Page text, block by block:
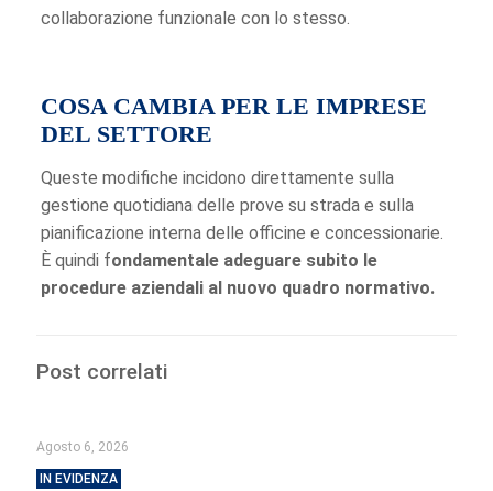
collaborazione funzionale con lo stesso.
COSA CAMBIA PER LE IMPRESE
DEL SETTORE
Queste modifiche incidono direttamente sulla
gestione quotidiana delle prove su strada e sulla
pianificazione interna delle officine e concessionarie.
È quindi fondamentale adeguare subito le
procedure aziendali al nuovo quadro normativo.
Post correlati
Agosto 6, 2026
IN EVIDENZA